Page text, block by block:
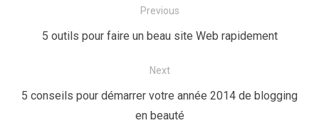
Previous
Previous
5 outils pour faire un beau site Web rapidement
Next
Next
5 conseils pour démarrer votre année 2014 de blogging
en beauté